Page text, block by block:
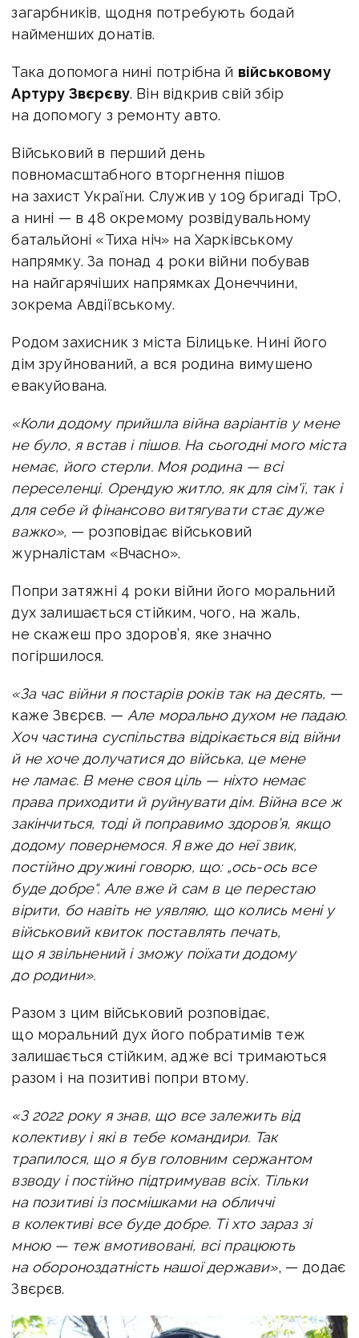
загарбників, щодня потребують бодай
найменших донатів.
Така допомога нині потрібна й військовому
Артуру Звєрєву. Він відкрив свійзбір
на допомогу з ремонту авто.
Військовий в перший день
повномасштабного вторгнення пішов
на захист України. Служив у 109 бригаді ТрО,
а нині — в 48 окремому розвідувальному
батальйоні «Тиха ніч» на Харківському
напрямку. За понад 4 роки війни побував
на найгарячіших напрямках Донеччини,
зокрема Авдіївському.
Родом захисник з міста Білицьке. Нині його
дім зруйнований, а вся родина вимушено
евакуйована.
«Коли додому прийшла війна варіантів у мене
не було, я встав і пішов. На сьогодні мого міста
немає, його стерли. Моя родина — всі
переселенці. Орендую житло, як для сім'ї, так і
для себе й фінансово витягувати стає дуже
важко», — розповідає військовий
журналістам «Вчасно».
Попри затяжні 4 роки війни його моральний
дух залишається стійким, чого, на жаль,
не скажеш про здоров’я, яке значно
погіршилося.
«За час війни я постарів років так на десять, —
каже Звєрєв. — Але морально духом не падаю.
Хоч частина суспільства відрікається від війни
й не хоче долучатися до війська, це мене
не ламає. В мене своя ціль — ніхто немає
права приходити й руйнувати дім. Війна все ж
закінчиться, тоді й поправимо здоров’я, якщо
додому повернемося. Я вже до неї звик,
постійно дружині говорю, що: „ось-ось все
буде добре“. Але вже й сам в це перестаю
вірити, бо навіть не уявляю, що колись мені у
військовий квиток поставлять печать,
що я звільнений і зможу поїхати додому
до родини».
Разом з цим військовий розповідає,
що моральний дух його побратимів теж
залишається стійким, адже всі тримаються
разом і на позитиві попри втому.
«З 2022 року я знав, що все залежить від
колективу і які в тебе командири. Так
трапилося, що я був головним сержантом
взводу і постійно підтримував всіх. Тільки
на позитиві із посмішками на обличчі
в колективі все буде добре. Ті хто зараз зі
мною — теж вмотивовані, всі працюють
на обороноздатність нашої держави», — додає
Звєрєв.